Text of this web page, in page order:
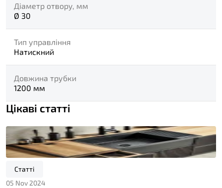
Діаметр отвору, мм
Ø 30
Тип управління
Натискний
Довжина трубки
1200 мм
Цікаві статті
Статті
05 Nov 2024